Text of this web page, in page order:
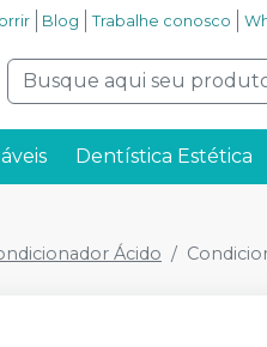
Blog Trabalhe conosco
Dentística Estética
Ácido